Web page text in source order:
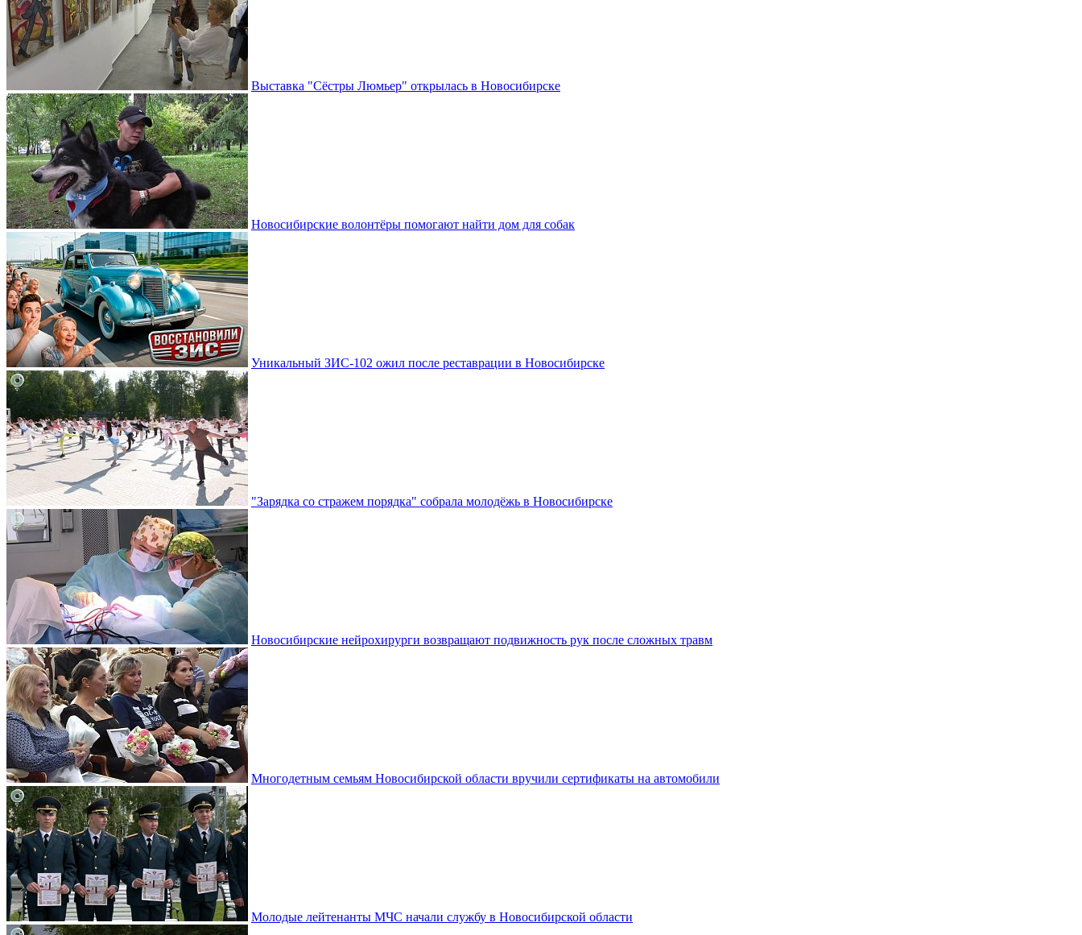
Выставка "Сёстры Люмьер" открылась в Новосибирске
Новосибирские волонтёры помогают найти дом для собак
Уникальный ЗИС-102 ожил после реставрации в Новосибирске
"Зарядка со стражем порядка" собрала молодёжь в Новосибирске
Новосибирские нейрохирурги возвращают подвижность рук после сложных травм
Многодетным семьям Новосибирской области вручили сертификаты на автомобили
Молодые лейтенанты МЧС начали службу в Новосибирской области